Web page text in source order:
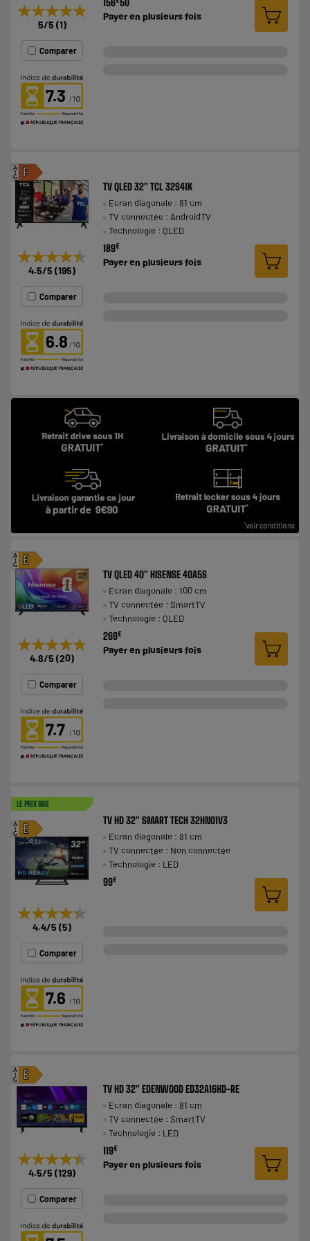
★★★★★
★★★★★
5/5 (1)
Comparer
7.3
156 50
Payer en plusieurs fois
F
A
G
★★★★★
★★★★★
4.5/5 (195)
Comparer
6.8
TV QLED 32" TCL 32S41K
Ecran diagonale : 81 cm
TV connectée : AndroidTV
Technologie : QLED
189€
Payer en plusieurs fois
E
A
G
★★★★★
★★★★★
4.8/5 (20)
Comparer
7.7
TV QLED 40" HISENSE 40A5S
Ecran diagonale : 100 cm
TV connectée : SmartTV
Technologie : QLED
269€
Payer en plusieurs fois
LE PRIX BAS
E
A
G
★★★★★
★★★★★
4.4/5 (5)
Comparer
7.6
TV HD 32" SMART TECH 32HN01V3
Ecran diagonale : 81 cm
TV connectée : Non connectée
Technologie : LED
99€
E
A
G
★★★★★
★★★★★
4.5/5 (129)
Comparer
TV HD 32" EDENWOOD ED32A16HD-RE
Ecran diagonale : 81 cm
TV connectée : SmartTV
Technologie : LED
119€
Payer en plusieurs fois